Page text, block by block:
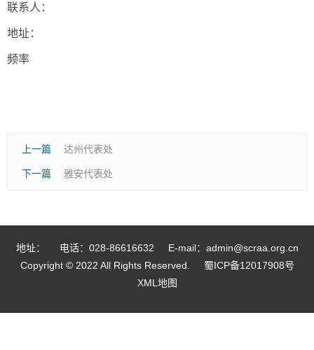
联系人：
地址：
频率
上一篇 达州代表处
雅安代表处
下一篇
地址： 电话：028-86616632
E-mail：admin@scraa.org.cn
Copyright © 2022 All Rights Reserved.
蜀ICP备12017908号
XML地图